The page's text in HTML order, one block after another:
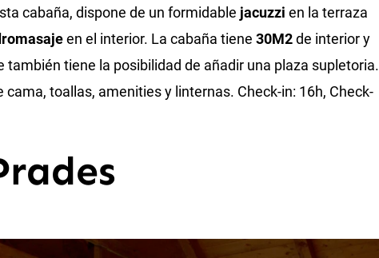
cabaña, dispone de un formidable jacuzzi en la terraza
en el interior. La cabaña tiene 30M2de interior y
también tiene la posibilidad de añadir una plaza supletoria.
cama, toallas, amenities y linternas. Check-in: 16h, Check-